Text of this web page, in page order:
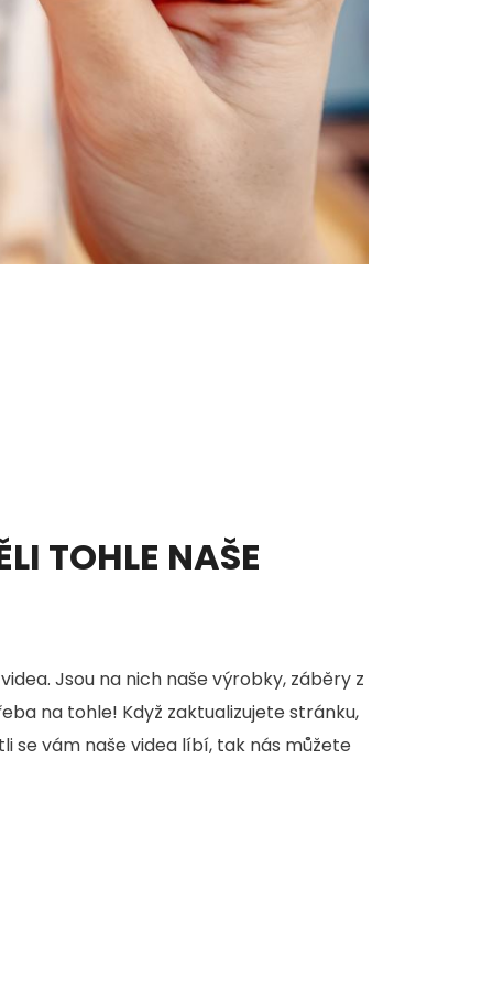
TOHLE NAŠE
Jsou na nich naše výrobky, záběry z
na tohle! Když zaktualizujete stránku,
se vám naše videa líbí, tak nás můžete